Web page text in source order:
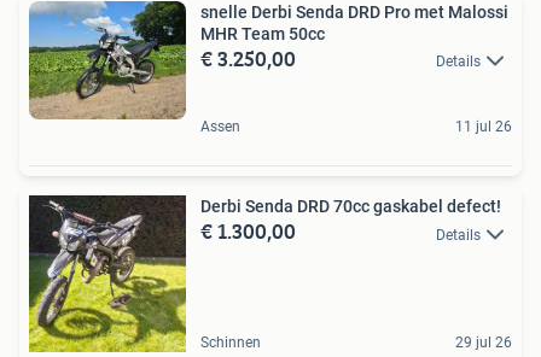
snelle Derbi Senda DRD Pro met Malossi
MHR Team 50cc
€ 3.250,00 Details
Assen 11 jul 26
Derbi Senda DRD 70cc gaskabel defect!
€ 1.300,00 Details
Schinnen 29 jul 26